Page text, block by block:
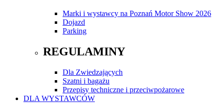
Marki i wystawcy na Poznań Motor Show 2026
Dojazd
Parking
REGULAMINY
Dla Zwiedzających
Szatni i bagażu
Przepisy techniczne i przeciwpożarowe
DLA WYSTAWCÓW